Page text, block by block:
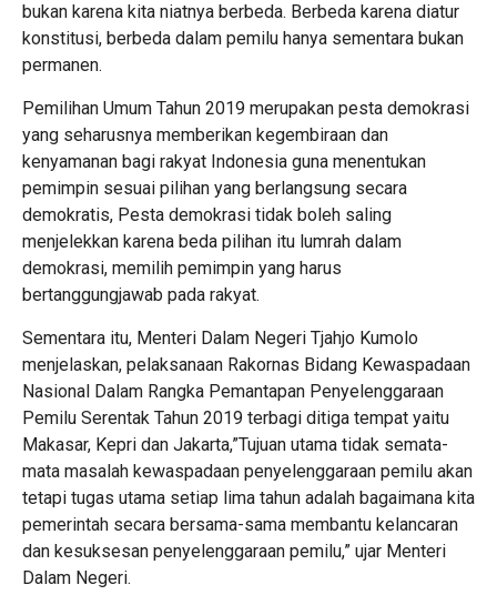
bukan karena kita niatnya berbeda. Berbeda karena diatur
konstitusi, berbeda dalam pemilu hanya sementara bukan
permanen.
Pemilihan Umum Tahun 2019 merupakan pesta demokrasi
yang seharusnya memberikan kegembiraan dan
kenyamanan bagi rakyat Indonesia guna menentukan
pemimpin sesuai pilihan yang berlangsung secara
demokratis, Pesta demokrasi tidak boleh saling
menjelekkan karena beda pilihan itu lumrah dalam
demokrasi, memilih pemimpin yang harus
bertanggungjawab pada rakyat.
Sementara itu, Menteri Dalam Negeri Tjahjo Kumolo
menjelaskan, pelaksanaan Rakornas Bidang Kewaspadaan
Nasional Dalam Rangka Pemantapan Penyelenggaraan
Pemilu Serentak Tahun 2019 terbagi ditiga tempat yaitu
Makasar, Kepri dan Jakarta,”Tujuan utama tidak semata-
mata masalah kewaspadaan penyelenggaraan pemilu akan
tetapi tugas utama setiap lima tahun adalah bagaimana kita
pemerintah secara bersama-sama membantu kelancaran
dan kesuksesan penyelenggaraan pemilu,” ujar Menteri
Dalam Negeri.